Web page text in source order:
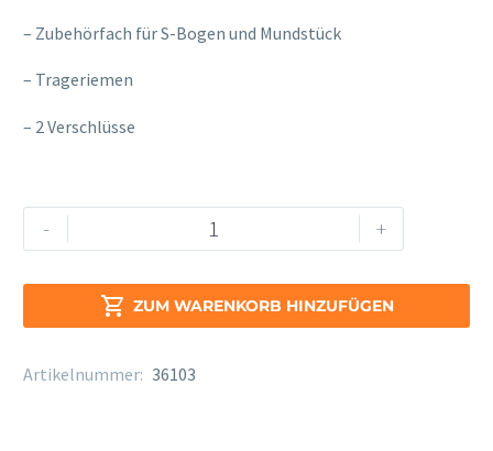
– Zubehörfach für S-Bogen und Mundstück
– Trageriemen
– 2 Verschlüsse
-
Winter
Greenline
Vibe
+
 ZUM WARENKORB HINZUFÜGEN
Alternative:
Artikelnummer: 36103